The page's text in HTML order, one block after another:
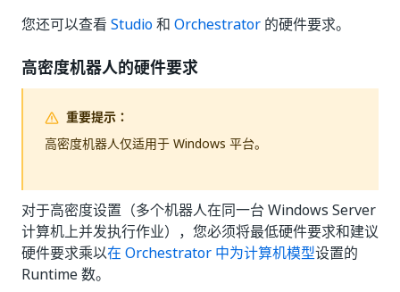
您还可以查看 Studio和 Orchestrator 的硬件要求。
高密度机器人的硬件要求
重要提示：
高密度机器人仅适用于 Windows 平台。
对于高密度设置（多个机器人在同一台 Windows Server
计算机上并发执行作业），您必须将最低硬件要求和建议
硬件要求乘以在 Orchestrator 中为计算机模型设置的
Runtime 数。